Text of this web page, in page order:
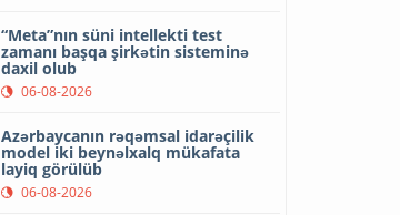
“Meta”nın süni intellekti test
zamanı başqa şirkətin sisteminə
daxil olub
06-08-2026
Azərbaycanın rəqəmsal idarəçilik
model iki beynəlxalq mükafata
layiq görülüb
06-08-2026